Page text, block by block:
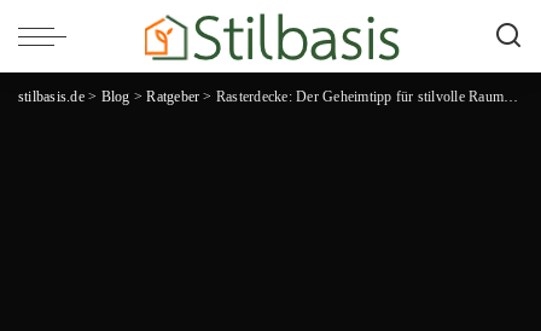
stilbasis.de> Blog >Ratgeber > Rasterdecke: Der Geheimtipp für stilvolle Raumgestaltung und verbessertes Raumklima